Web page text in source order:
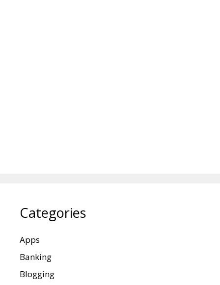
Categories
Apps
Banking
Blogging